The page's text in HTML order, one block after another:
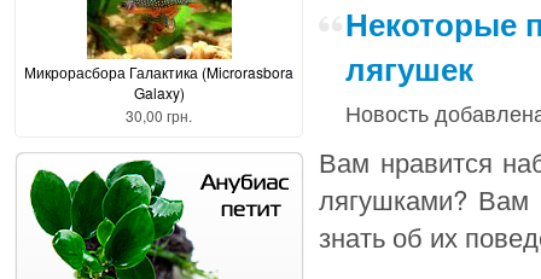
Некоторые
лягушек
Новость
Вам нравится
лягушками? Вам
знать об их
Микрорасбора Галактика (Microrasbora
Galaxy)
30,00 грн.